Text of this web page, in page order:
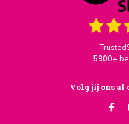
5900+
Volg jij ons al